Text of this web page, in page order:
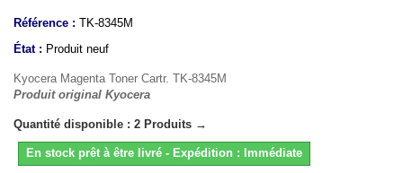
Référence : TK-8345M
État : Produit neuf
Kyocera Magenta Toner Cartr. TK-8345M
Produit original Kyocera
Quantité disponible : 2 Produits →
En stock prêt à être livré - Expédition : Immédiate